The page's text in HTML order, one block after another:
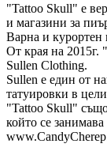
"Tattoo Skull" е
и магазини за
Варна и
От края на 2015г.
Sullen Clothing.
Sullen е един от
татуировки в
"Tattoo Skull"
който се